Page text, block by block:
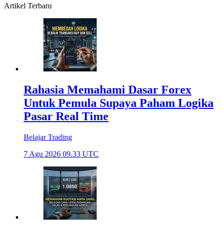
Artikel Terbaru
Rahasia Memahami Dasar Forex
Untuk Pemula Supaya Paham Logika
Pasar Real Time
Belajar Trading
7 Agu 2026 09.33 UTC